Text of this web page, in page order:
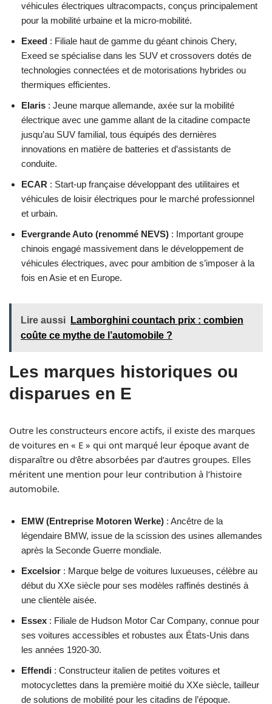
véhicules électriques ultracompacts, conçus principalement
pour la mobilité urbaine et la micro-mobilité.
Exeed : Filiale haut de gamme du géant chinois Chery,
Exeed se spécialise dans les SUV et crossovers dotés de
technologies connectées et de motorisations hybrides ou
thermiques efficientes.
Elaris : Jeune marque allemande, axée sur la mobilité
électrique avec une gamme allant de la citadine compacte
jusqu’au SUV familial, tous équipés des dernières
innovations en matière de batteries et d’assistants de
conduite.
ECAR : Start-up française développant des utilitaires et
véhicules de loisir électriques pour le marché professionnel
et urbain.
Evergrande Auto (renommé NEVS) : Important groupe
chinois engagé massivement dans le développement de
véhicules électriques, avec pour ambition de s’imposer à la
fois en Asie et en Europe.
Lire aussi
Lamborghini countach prix : combien
coûte ce mythe de l’automobile ?
Les marques historiques ou
disparues en E
Outre les constructeurs encore actifs, il existe des marques
de voitures en « E » qui ont marqué leur époque avant de
disparaître ou d’être absorbées par d’autres groupes. Elles
méritent une mention pour leur contribution à l’histoire
automobile.
EMW (Entreprise Motoren Werke) : Ancêtre de la
légendaire BMW, issue de la scission des usines allemandes
après la Seconde Guerre mondiale.
Excelsior : Marque belge de voitures luxueuses, célèbre au
début du XXe siècle pour ses modèles raffinés destinés à
une clientèle aisée.
Essex : Filiale de Hudson Motor Car Company, connue pour
ses voitures accessibles et robustes aux États-Unis dans
les années 1920-30.
Effendi : Constructeur italien de petites voitures et
motocyclettes dans la première moitié du XXe siècle, tailleur
de solutions de mobilité pour les citadins de l’époque.